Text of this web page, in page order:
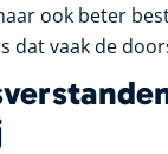
ook beter
dat vaak de